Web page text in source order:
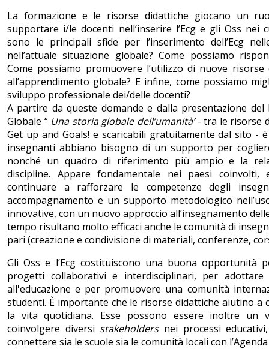
La formazione e le risorse didattiche giocano un
supportare i/le docenti nell’inserire l’Ecg e gli Oss nei
sono le principali sfide per l’inserimento dell’Ecg
nell’attuale situazione globale? Come possiamo
Come possiamo promuovere l’utilizzo di nuove
all’apprendimento globale? E infine, come possiamo
sviluppo professionale dei/delle docenti?
A partire da queste domande e dalla presentazione del
Globale “ Una storia globale dell’umanità’- tra le risorse
Get up and Goals! e scaricabili gratuitamente dal sito -
insegnanti abbiano bisogno di un supporto per
nonché un quadro di riferimento più ampio e la
discipline. Appare fondamentale nei paesi
continuare a rafforzare le competenze degli
accompagnamento e un supporto metodologico
innovative, con un nuovo approccio all’insegnamento
tempo risultano molto efficaci anche le comunità di
pari (creazione e condivisione di materiali, conferenze,
Gli Oss e l’Ecg costituiscono una buona opportunità
progetti collaborativi e interdisciplinari, per
all'educazione e per promuovere una comunità
studenti. È importante che le risorse didattiche aiutino a
la vita quotidiana. Esse possono essere inoltre un
coinvolgere diversi stakeholdersnei processi
connettere sia le scuole sia le comunità locali con